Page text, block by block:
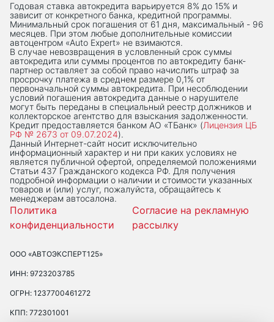
Годовая ставка автокредита варьируется 8% до 15% и
зависит от конкретного банка, кредитной программы.
Минимальный срок погашения от 61 дня, максимальный - 96
месяцев. При этом любые дополнительные комиссии
автоцентром «Auto Expert» не взимаются.
В случае невозвращения в условленный срок суммы
автокредита или суммы процентов по автокредиту банк-
партнер оставляет за собой право начислить штраф за
просрочку платежа в среднем размере 0,1% от
первоначальной суммы автокредита. При несоблюдении
условий погашения автокредита данные о нарушителе
могут быть переданы в специальный реестр должников и
коллекторское агентство для взыскания задолженности.
Кредит предоставляется банком АО «ТБанк» (Лицензия ЦБ
РФ № 2673 от 09.07.2024).
Данный Интернет-сaйт носит исключительно
информационный характер и ни при каких условиях не
является публичной офертой, определяемой положениями
Статьи 437 Гражданского кодекса РФ. Для получения
подробной информации о наличии и стоимости указанных
товаров и (или) услуг, пожалуйста, обращайтесь к
менеджерам автосалона.
Политика
конфиденциальности
Согласие на рекламную
рассылку
ООО «АВТОЭКСПЕРТ125»
ИНН: 9723203785
ОГРН: 1237700461272
КПП: 772301001